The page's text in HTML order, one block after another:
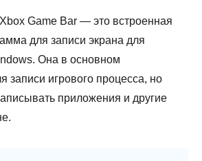
Game Bar — это встроенная
для записи экрана для
Она в основном
записи игрового процесса, но
приложения и другие